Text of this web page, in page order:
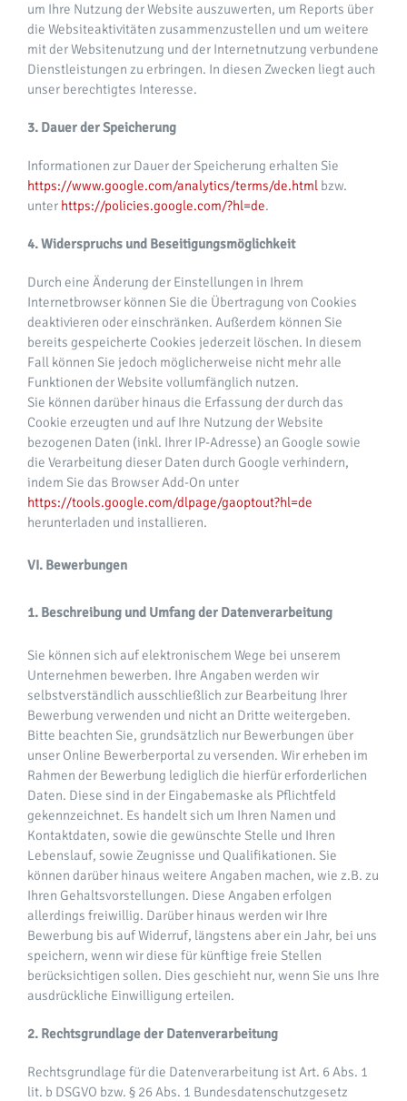
um Ihre Nutzung der Website auszuwerten, um Reports über
die Websiteaktivitäten zusammenzustellen und um weitere
mit der Websitenutzung und der Internetnutzung verbundene
Dienstleistungen zu erbringen. In diesen Zwecken liegt auch
unser berechtigtes Interesse.
3. Dauer der Speicherung
Informationen zur Dauer der Speicherung erhalten Sie
https://www.google.com/analytics/terms/de.html bzw.
unter https://policies.google.com/?hl=de.
4. Widerspruchs und Beseitigungsmöglichkeit
Durch eine Änderung der Einstellungen in Ihrem
Internetbrowser können Sie die Übertragung von Cookies
deaktivieren oder einschränken. Außerdem können Sie
bereits gespeicherte Cookies jederzeit löschen. In diesem
Fall können Sie jedoch möglicherweise nicht mehr alle
Funktionen der Website vollumfänglich nutzen.
Sie können darüber hinaus die Erfassung der durch das
Cookie erzeugten und auf Ihre Nutzung der Website
bezogenen Daten (inkl. Ihrer IP-Adresse) an Google sowie
die Verarbeitung dieser Daten durch Google verhindern,
indem Sie das Browser Add-On unter
https://tools.google.com/dlpage/gaoptout?hl=de
herunterladen und installieren.
VI. Bewerbungen
1. Beschreibung und Umfang der Datenverarbeitung
Sie können sich auf elektronischem Wege bei unserem
Unternehmen bewerben. Ihre Angaben werden wir
selbstverständlich ausschließlich zur Bearbeitung Ihrer
Bewerbung verwenden und nicht an Dritte weitergeben.
Bitte beachten Sie, grundsätzlich nur Bewerbungen über
unser Online Bewerberportal zu versenden. Wir erheben im
Rahmen der Bewerbung lediglich die hierfür erforderlichen
Daten. Diese sind in der Eingabemaske als Pflichtfeld
gekennzeichnet. Es handelt sich um Ihren Namen und
Kontaktdaten, sowie die gewünschte Stelle und Ihren
Lebenslauf, sowie Zeugnisse und Qualifikationen. Sie
können darüber hinaus weitere Angaben machen, wie z.B. zu
Ihren Gehaltsvorstellungen. Diese Angaben erfolgen
allerdings freiwillig. Darüber hinaus werden wir Ihre
Bewerbung bis auf Widerruf, längstens aber ein Jahr, bei uns
speichern, wenn wir diese für künftige freie Stellen
berücksichtigen sollen. Dies geschieht nur, wenn Sie uns Ihre
ausdrückliche Einwilligung erteilen.
2. Rechtsgrundlage der Datenverarbeitung
Rechtsgrundlage für die Datenverarbeitung ist Art. 6 Abs. 1
lit. b DSGVO bzw. § 26 Abs. 1 Bundesdatenschutzgesetz